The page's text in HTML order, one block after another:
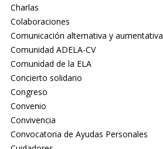
Charlas
Colaboraciones
Comunicación alternativa y aumentativa
Comunidad ADELA-CV
Comunidad de la ELA
Concierto solidario
Congreso
Convenio
Convivencia
Convocatoria de Ayudas Personales